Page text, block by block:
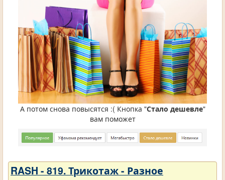
А потом снова повысятся :( Кнопка "Стало дешевле"
вам поможет
RASH - 819. Трикотаж - Разное